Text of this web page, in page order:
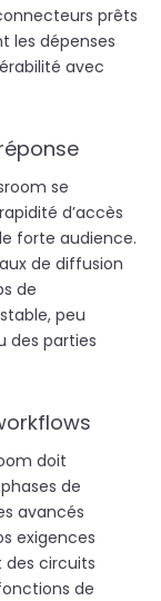
prêts
les dépenses
avec
se
d’accès
forte audience.
de diffusion
de
peu
des parties
doit
de
avancés
exigences
des circuits
de